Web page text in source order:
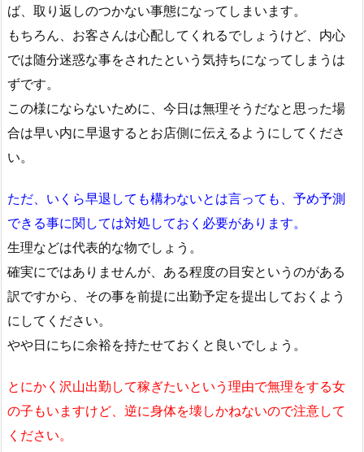
ば、取り返しのつかない事態になってしまいます。
もちろん、お客さんは心配してくれるでしょうけど、内心
では随分迷惑な事をされたという気持ちになってしまうは
ずです。
この様にならないために、今日は無理そうだなと思った場
合は早い内に早退するとお店側に伝えるようにしてくださ
い。
ただ、いくら早退しても構わないとは言っても、予め予測
できる事に関しては対処しておく必要があります。
生理などは代表的な物でしょう。
確実にではありませんが、ある程度の目安というのがある
訳ですから、その事を前提に出勤予定を提出しておくよう
にしてください。
やや日にちに余裕を持たせておくと良いでしょう。
とにかく沢山出勤して稼ぎたいという理由で無理をする女
の子もいますけど、逆に身体を壊しかねないので注意して
ください。